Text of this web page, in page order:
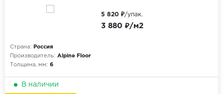
Страна:
Россия
Производитель: Alpine Floor
Толщина, мм: 6
3 880 ₽/м2
5 820 ₽/упак.
В наличии